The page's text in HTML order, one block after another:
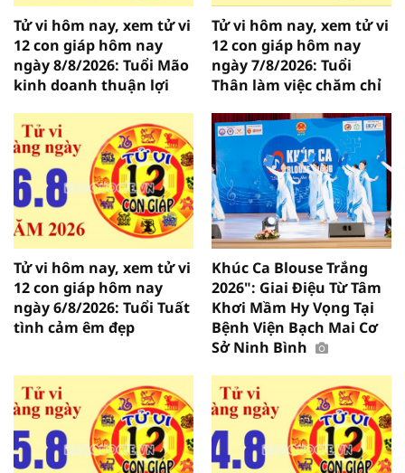
Tử vi hôm nay, xem tử vi
12 con giáp hôm nay
ngày 8/8/2026: Tuổi Mão
kinh doanh thuận lợi
Tử vi hôm nay, xem tử vi
12 con giáp hôm nay
ngày 7/8/2026: Tuổi
Thân làm việc chăm chỉ
Tử vi hôm nay, xem tử vi
12 con giáp hôm nay
ngày 6/8/2026: Tuổi Tuất
tình cảm êm đẹp
Khúc Ca Blouse Trắng
2026": Giai Điệu Từ Tâm
Khơi Mầm Hy Vọng Tại
Bệnh Viện Bạch Mai Cơ
Sở Ninh Bình